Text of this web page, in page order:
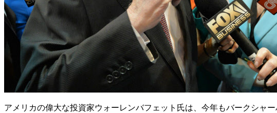
アメリカの偉大な投資家ウォーレンバフェット氏は、今年もバークシャ